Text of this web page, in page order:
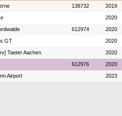
138732 2019
2020
612974 2020
GT 2020
Taeter Aachen 2020
612976 2020
Airport 2023